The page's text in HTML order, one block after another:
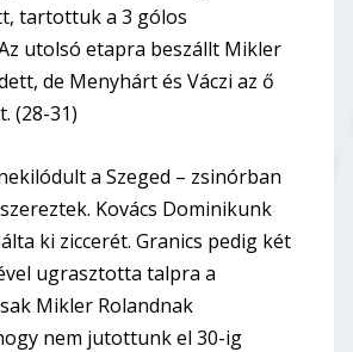
tartottuk a 3 gólos
utolsó etapra beszállt Mikler
de Menyhárt és Váczi az ő
(28-31)
a Szeged – zsinórban
Kovács Dominikunk
ki ziccerét. Granics pedig két
ugrasztotta talpra a
Mikler Rolandnak
nem jutottunk el 30-ig